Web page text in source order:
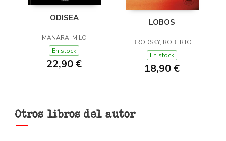
ODISEA
MANARA, MILO
En stock
22,90 €
LOBOS
BRODSKY, ROBERTO
En stock
18,90 €
Otros libros del autor